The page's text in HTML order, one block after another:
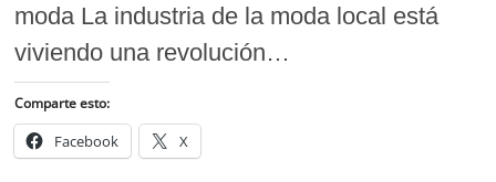
moda La industria de la moda local está
viviendo una revolución…
Comparte esto:
Facebook X